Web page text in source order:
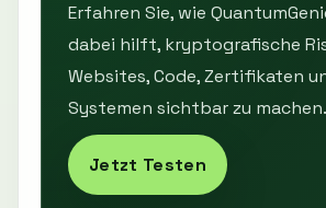
Erfahren Sie, wie
dabei hilft, kryptografische
Websites, Code, Zertifikaten
Systemen sichtbar zu machen.
Jetzt Testen